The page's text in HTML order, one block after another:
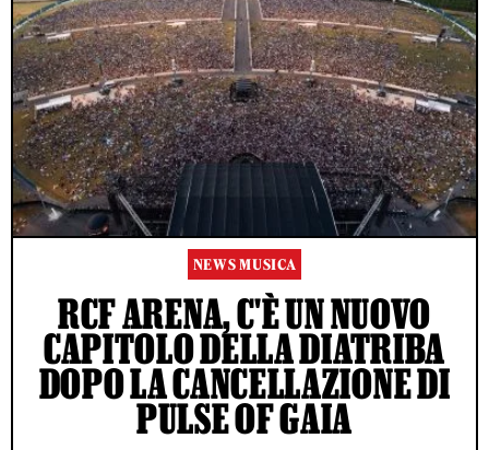
NEWS MUSICA
RCF ARENA, C'È UN NUOVO
CAPITOLO DELLA DIATRIBA
DOPO LA CANCELLAZIONE DI
PULSE OF GAIA